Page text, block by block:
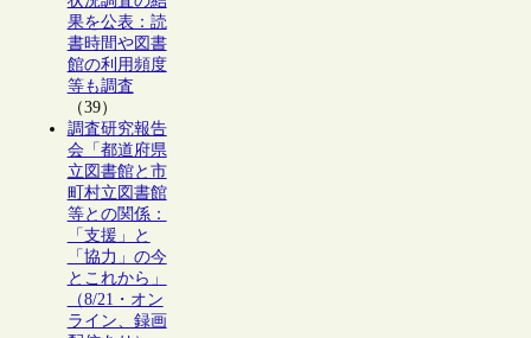
果を公表：読
書時間や図書
館の利用頻度
等も調査
（39）
調査研究報告
会「都道府県
立図書館と市
町村立図書館
等との関係：
「支援」と
「協力」の今
とこれから」
（8/21・オン
ライン、録画